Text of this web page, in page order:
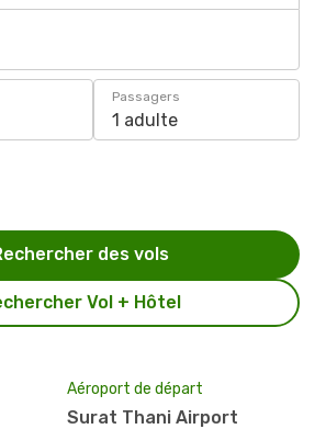
Passagers
1 adulte
Vol + Hôtel
des vols
Aéroport de départ
Surat Thani Airport